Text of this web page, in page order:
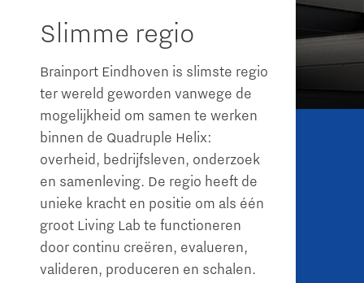
Slimme regio
Brainport Eindhoven is slimste regio
ter wereld geworden vanwege de
mogelijkheid om samen te werken
binnen de Quadruple Helix:
overheid, bedrijfsleven, onderzoek
en samenleving. De regio heeft de
unieke kracht en positie om als één
groot Living Lab te functioneren
door continu creëren, evalueren,
valideren, produceren en schalen.